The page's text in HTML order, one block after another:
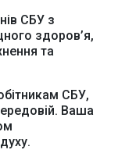
СБУ з
здоров’я,
та
СБУ,
Ваша
інтернет-
України